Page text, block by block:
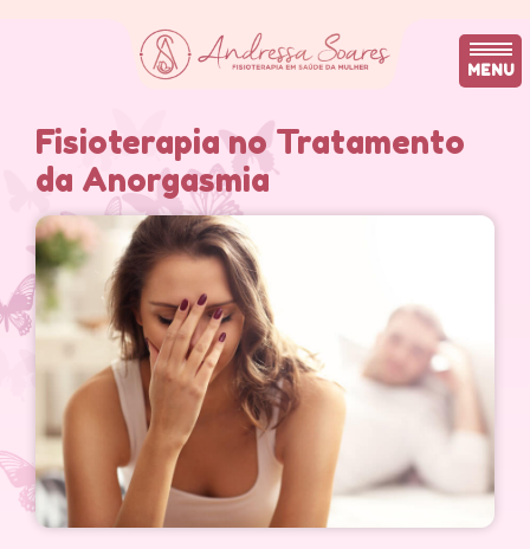
MENU
Fisioterapia no Tratamento
da Anorgasmia